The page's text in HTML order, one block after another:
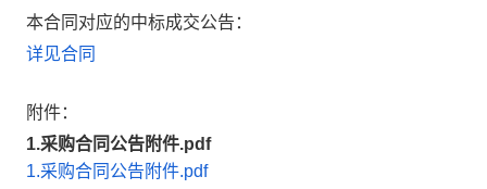
本合同对应的中标成交公告：
详见合同
附件：
1.采购合同公告附件.pdf
1.采购合同公告附件.pdf